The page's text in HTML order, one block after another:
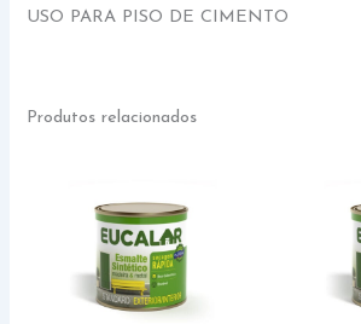
USO PARA PISO DE CIMENTO
Produtos relacionados